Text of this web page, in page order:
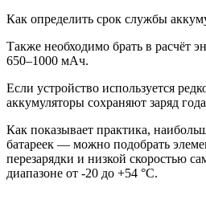
Как определить срок службы
Также необходимо брать в расчёт
650–1000 мАч.
Если устройство используется
аккумуляторы сохраняют заряд
Как показывает практика,
батареек — можно подобрать
перезарядки и низкой скоростью
диапазоне от -20 до +54 °С.